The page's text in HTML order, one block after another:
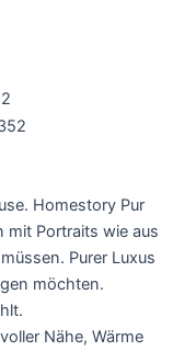
Homestory Pur
Portraits wie aus
Purer Luxus
möchten.
Nähe, Wärme